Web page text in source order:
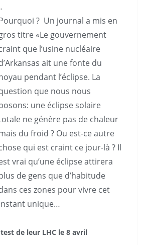
? Un journal a mis en
titre «Le gouvernement
que l’usine nucléaire
ait une fonte du
pendant l’éclipse. La
que nous nous
une éclipse solaire
ne génère pas de chaleur
du froid ? Ou est-ce autre
qui est craint ce jour-là ? Il
vrai qu’une éclipse attirera
de gens que d’habitude
ces zones pour vivre cet
unique…
test de leur LHC le 8 avril